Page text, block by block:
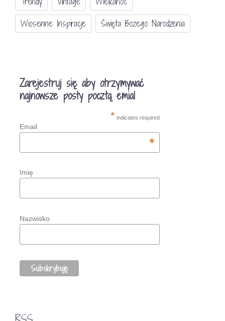
Wiosenne Inspiracje
Święta Bożego Narodzenia
Zarejestruj się aby otrzymywać
najnowsze posty pocztą emial
* indicates required
Email
*
Imię
Nazwisko